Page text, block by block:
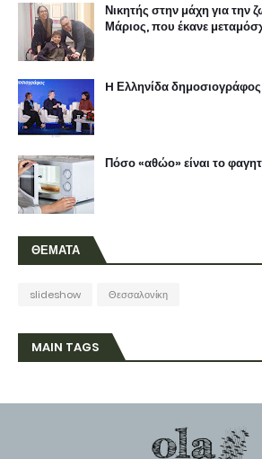
Νικητής στην μάχη για την
Μάριος, που έκανε
H Ελληνίδα
Πόσο «αθώο» είναι το
ΘΕΜΑΤΑ
slideshow Θεσσαλονίκη
MAIN TAGS